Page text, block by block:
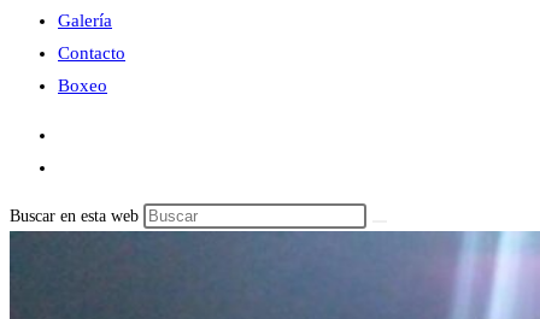
Galería
Contacto
Boxeo
Buscar en esta web